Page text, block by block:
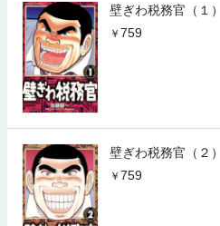
壁ぎわ税務官（１）
759
壁ぎわ税務官（２）
759